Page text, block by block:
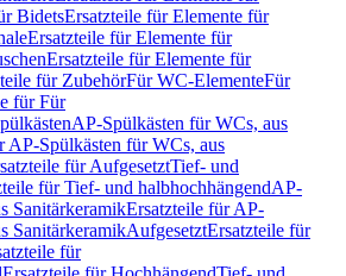
BidetsErsatzteile für Elemente für
Ersatzteile für Elemente für
Ersatzteile für Elemente für
für ZubehörFür WC-ElementeFür
für Für
AP-Spülkästen für WCs, aus
AP-Spülkästen für WCs, aus
für AufgesetztTief- und
für Tief- und halbhochhängendAP-
SanitärkeramikErsatzteile für AP-
SanitärkeramikAufgesetztErsatzteile für
für